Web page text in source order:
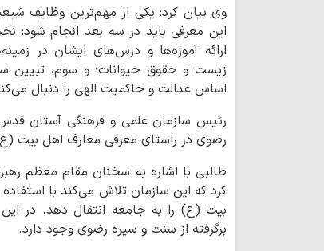
وی بیان کرد: یکی از مهم‌ترین وظایف
این معرفی باید در سه بعد انجام شود:
ارائه آموزه‌ها و درس‌های ایشان در
زیست و حقوق حیوانات؛ و سوم، تبیین
اساس عدالت و حاکمیت الهی را دنبال
رئیس سازمان علمی و فرهنگی آستان
رضوی در راستای معرفی معارف اهل بیت
طالبی با اشاره به سخنان مقام معظم
کرد که این سازمان تلاش می‌کند با
بیت (ع) را به جامعه انتقال دهد. در این
برگرفته از سنت و سیره رضوی وجود دارد.